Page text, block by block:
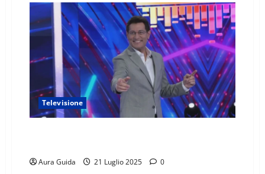
Televisione
Aura Guida 21 Luglio 2025 0